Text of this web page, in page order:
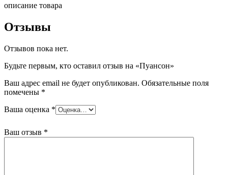
описание товара
Отзывы
Отзывов пока нет.
Будьте первым, кто оставил отзыв на «Пуансон»
Ваш адрес email не будет опубликован. Обязательные поля
помечены *
Ваша оценка *
Ваш отзыв *